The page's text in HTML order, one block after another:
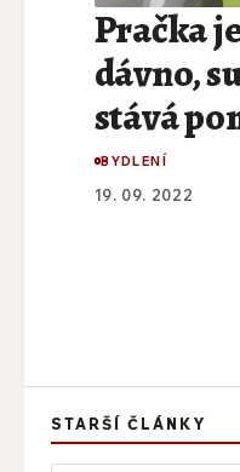
Pračka
dávno,
stává
BYDLENÍ
19. 09. 2022
STARŠÍ ČLÁNKY